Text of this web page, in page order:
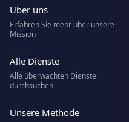
Über uns
Erfahren Sie mehr über unsere
Mission
Alle Dienste
Alle überwachten Dienste
durchsuchen
Unsere Methode